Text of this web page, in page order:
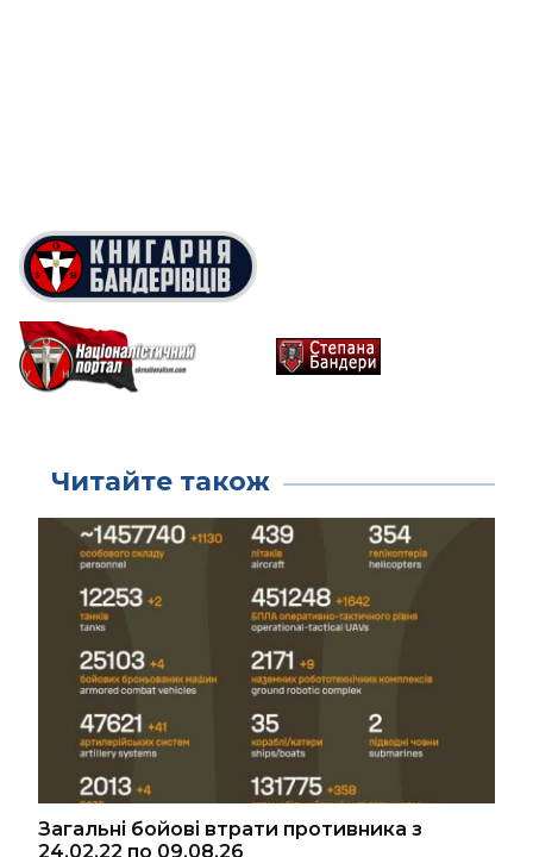
Читайте також
Загальні бойові втрати противника з
24.02.22 по 09.08.26